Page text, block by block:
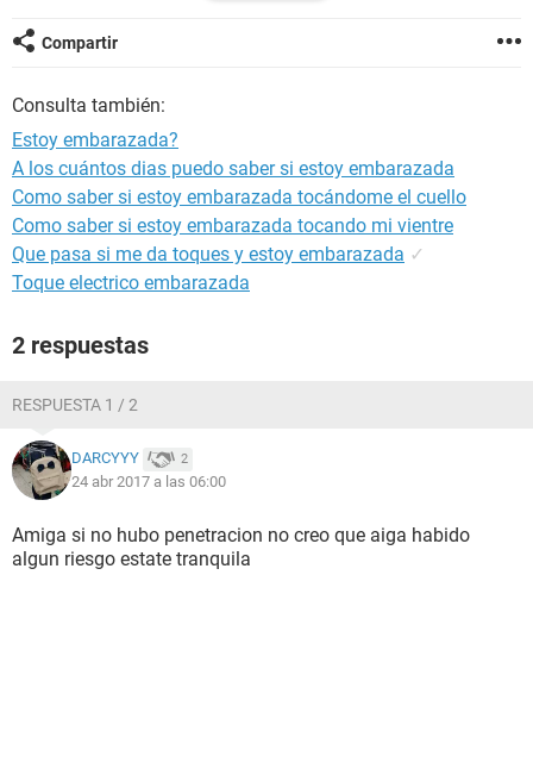
Compartir
Consulta también:
Estoy embarazada?
A los cuántos dias puedo saber si estoy embarazada
Como saber si estoy embarazada tocándome el cuello
Como saber si estoy embarazada tocando mi vientre
Que pasa si me da toques y estoy embarazada ✓
Toque electrico embarazada
2 respuestas
RESPUESTA 1 / 2
DARCYYY 2
24 abr 2017 a las 06:00
Amiga si no hubo penetracion no creo que aiga habido
algun riesgo estate tranquila